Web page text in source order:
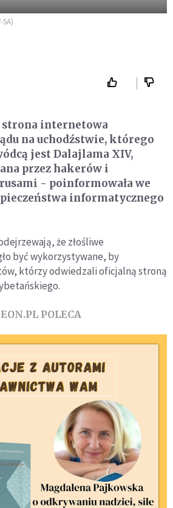
strona internetowa
na uchodźstwie, którego
jest Dalajlama XIV,
przez hakerów i
- poinformowała we
informatycznego
że złośliwe
być wykorzystywane, by
którzy odwiedzali oficjalną stroną
POLECA